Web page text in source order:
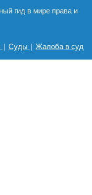
гид в мире права и
| Суды | Жалоба в суд